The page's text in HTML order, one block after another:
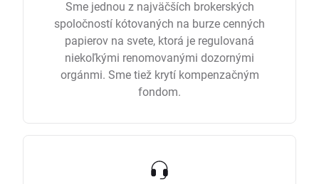
Sme jednou z najväčších brokerských
spoločností kótovaných na burze cenných
papierov na svete, ktorá je regulovaná
niekoľkými renomovanými dozornými
orgánmi. Sme tiež krytí kompenzačným
fondom.